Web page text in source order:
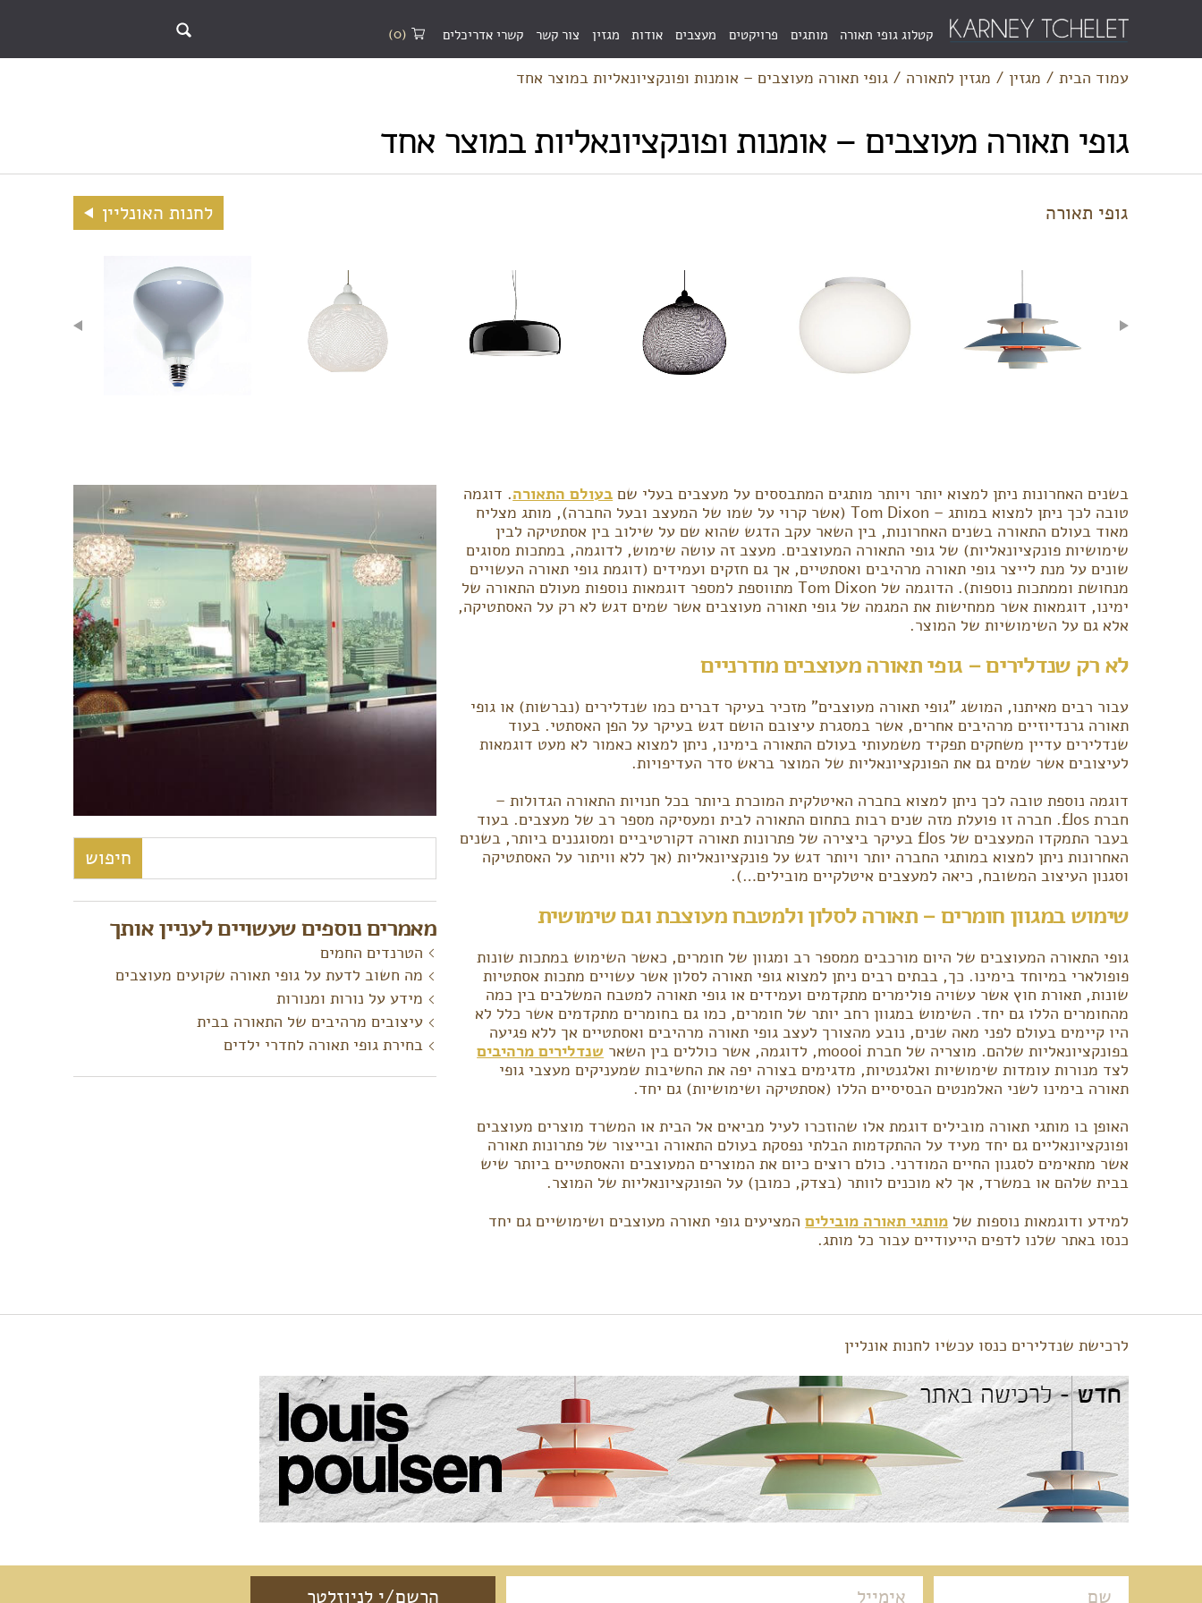
(0)
Menu
Bar
קטלוג גופי תאורה מותגים פרויקטים מעצבים אודות מגזין צור קשר קשרי אדריכלים
עמוד הבית / מגזין / מגזין לתאורה / גופי תאורה מעוצבים – אומנות ופונקציונאליות במוצר אחד
גופי תאורה מעוצבים – אומנות ופונקציונאליות במוצר אחד
גופי תאורה לחנות האונליין
בשנים האחרונות ניתן למצוא יותר ויותר מותגים המתבססים על מעצבים בעלי שם בעולם התאורה. דוגמה
טובה לכך ניתן למצוא במותג – Tom Dixon (אשר קרוי על שמו של המעצב ובעל החברה), מותג מצליח
מאוד בעולם התאורה בשנים האחרונות, בין השאר עקב הדגש שהוא שם על שילוב בין אסתטיקה לבין
שימושיות פונקציונאליות) של גופי התאורה המעוצבים. מעצב זה עושה שימוש, לדוגמה, במתכות מסוגים
שונים על מנת לייצר גופי תאורה מרהיבים ואסתטיים, אך גם חזקים ועמידים (דוגמת גופי תאורה העשויים
מנחושת וממתכות נוספות). הדוגמה של Tom Dixon מתווספת למספר דוגמאות נוספות מעולם התאורה של
ימינו, דוגמאות אשר ממחישות את המגמה של גופי תאורה מעוצבים אשר שמים דגש לא רק על האסתטיקה,
אלא גם על השימושיות של המוצר.
לא רק שנדלירים – גופי תאורה מעוצבים מודרניים
עבור רבים מאיתנו, המושג "גופי תאורה מעוצבים" מזכיר בעיקר דברים כמו שנדלירים (נברשות) או גופי
תאורה גרנדיוזיים מרהיבים אחרים, אשר במסגרת עיצובם הושם דגש בעיקר על הפן האסתטי. בעוד
שנדלירים עדיין משחקים תפקיד משמעותי בעולם התאורה בימינו, ניתן למצוא כאמור לא מעט דוגמאות
לעיצובים אשר שמים גם את הפונקציונאליות של המוצר בראש סדר העדיפויות.
דוגמה נוספת טובה לכך ניתן למצוא בחברה האיטלקית המוכרת ביותר בכל חנויות התאורה הגדולות –
חברת flos. חברה זו פועלת מזה שנים רבות בתחום התאורה לבית ומעסיקה מספר רב של מעצבים. בעוד
בעבר התמקדו המעצבים של flos בעיקר ביצירה של פתרונות תאורה דקורטיביים ומסוגננים ביותר, בשנים
האחרונות ניתן למצוא במותגי החברה יותר ויותר דגש על פונקציונאליות (אך ללא וויתור על האסתטיקה
וסגנון העיצוב המשובח, כיאה למעצבים איטלקיים מובילים…).
שימוש במגוון חומרים – תאורה לסלון ולמטבח מעוצבת וגם שימושית
גופי התאורה המעוצבים של היום מורכבים ממספר רב ומגוון של חומרים, כאשר השימוש במתכות שונות
פופולארי במיוחד בימינו. כך, בבתים רבים ניתן למצוא גופי תאורה לסלון אשר עשויים מתכות אסתטיות
שונות, תאורת חוץ אשר עשויה פולימרים מתקדמים ועמידים או גופי תאורה למטבח המשלבים בין כמה
מהחומרים הללו גם יחד. השימוש במגוון רחב יותר של חומרים, כמו גם בחומרים מתקדמים אשר כלל לא
היו קיימים בעולם לפני מאה שנים, נובע מהצורך לעצב גופי תאורה מרהיבים ואסתטיים אך ללא פגיעה
בפונקציונאליות שלהם. מוצריה של חברת moooi, לדוגמה, אשר כוללים בין השאר
שנדלירים מרהיבים
לצד מנורות עומדות שימושיות ואלגנטיות, מדגימים בצורה יפה את החשיבות שמעניקים מעצבי גופי
תאורה בימינו לשני האלמנטים הבסיסיים הללו (אסתטיקה ושימושיות) גם יחד.
האופן בו מותגי תאורה מובילים דוגמת אלו שהוזכרו לעיל מביאים אל הבית או המשרד מוצרים מעוצבים
ופונקציונאליים גם יחד מעיד על ההתקדמות הבלתי נפסקת בעולם התאורה ובייצור של פתרונות תאורה
אשר מתאימים לסגנון החיים המודרני. כולם רוצים כיום את המוצרים המעוצבים והאסתטיים ביותר שיש
בבית שלהם או במשרד, אך לא מוכנים לוותר (בצדק, כמובן) על הפונקציונאליות של המוצר.
למידע ודוגמאות נוספות של מותגי תאורה מוביליםהמציעים גופי תאורה מעוצבים ושימושיים גם יחד
כנסו באתר שלנו לדפים הייעודיים עבור כל מותג.
מאמרים נוספים שעשויים לעניין אותך
הטרנדים החמים
מה חשוב לדעת על גופי תאורה שקועים מעוצבים
מידע על נורות ומנורות
עיצובים מרהיבים של התאורה בבית
בחירת גופי תאורה לחדרי ילדים
לרכישת שנדלירים כנסו עכשיו לחנות אונליין